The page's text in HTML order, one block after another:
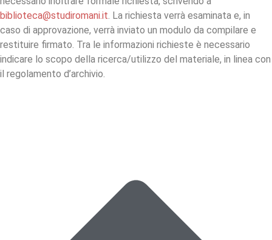
biblioteca@studiromani.it. La richiesta verrà esaminata e, in
caso di approvazione, verrà inviato un modulo da compilare e
restituire firmato. Tra le informazioni richieste è necessario
indicare lo scopo della ricerca/utilizzo del materiale, in linea con
il regolamento d’archivio.